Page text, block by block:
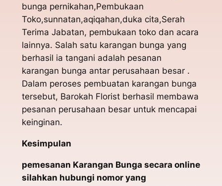
bunga pernikahan,Pembukaan
Toko,sunnatan,aqiqahan,duka cita,Serah
Terima Jabatan, pembukaan toko dan acara
lainnya. Salah satu karangan bunga yang
berhasil ia tangani adalah pesanan
karangan bunga antar perusahaan besar .
Dalam peroses pembuatan karangan bunga
tersebut, Barokah Florist berhasil membawa
pesanan perusahaan besar untuk mencapai
keinginan.
Kesimpulan
pemesanan Karangan Bunga secara online
silahkan hubungi nomor yang